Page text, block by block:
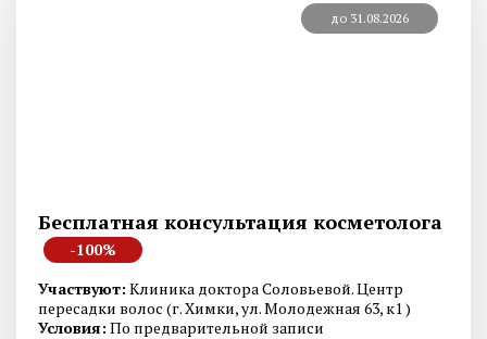
до 31.08.2026
Бесплатная консультация косметолога
-100%
Участвуют: Клиника доктора Соловьевой. Центр
пересадки волос (г. Химки, ул. Молодежная 63, к1 )
Условия: По предварительной записи